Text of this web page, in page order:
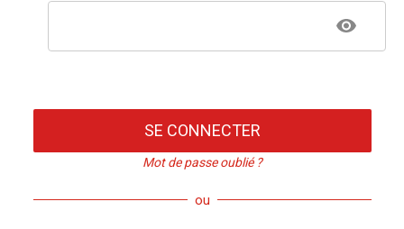
SE CONNECTER
Mot de passe oublié ?
ou